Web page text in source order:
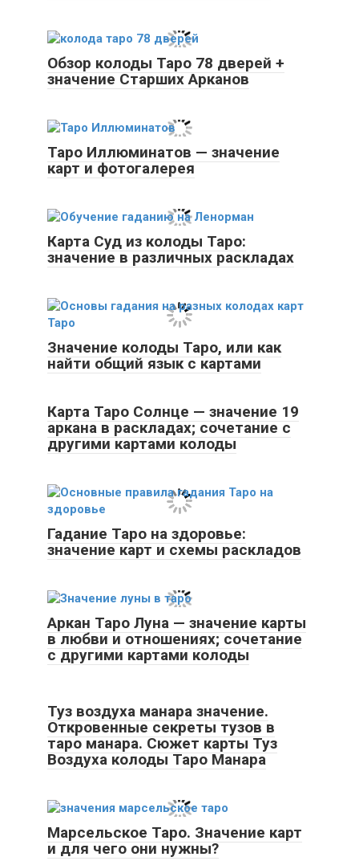
Обзор колоды Таро 78 дверей +
значение Старших Арканов
Таро Иллюминатов — значение
карт и фотогалерея
Карта Суд из колоды Таро:
значение в различных раскладах
Значение колоды Таро, или как
найти общий язык с картами
Карта Таро Солнце — значение 19
аркана в раскладах; сочетание с
другими картами колоды
Гадание Таро на здоровье:
значение карт и схемы раскладов
Аркан Таро Луна — значение карты
в любви и отношениях; сочетание
с другими картами колоды
Туз воздуха манара значение.
Откровенные секреты тузов в
таро манара. Сюжет карты Туз
Воздуха колоды Таро Манара
Марсельское Таро. Значение карт
и для чего они нужны?